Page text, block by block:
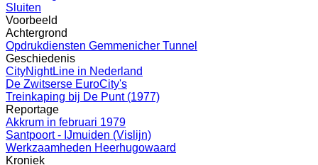
Sluiten
Voorbeeld
Achtergrond
Opdrukdiensten Gemmenicher Tunnel
Geschiedenis
CityNightLine in Nederland
De Zwitserse EuroCity's
Treinkaping bij De Punt (1977)
Reportage
Akkrum in februari 1979
Santpoort - IJmuiden (Vislijn)
Werkzaamheden Heerhugowaard
Kroniek